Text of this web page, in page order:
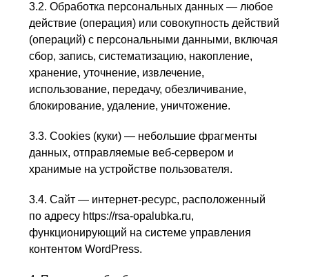
3.2. Обработка персональных данных — любое
действие (операция) или совокупность действий
(операций) с персональными данными, включая
сбор, запись, систематизацию, накопление,
хранение, уточнение, извлечение,
использование, передачу, обезличивание,
блокирование, удаление, уничтожение.
3.3. Cookies (куки) — небольшие фрагменты
данных, отправляемые веб-сервером и
хранимые на устройстве пользователя.
3.4. Сайт — интернет-ресурс, расположенный
по адресу https://rsa-opalubka.ru,
функционирующий на системе управления
контентом WordPress.